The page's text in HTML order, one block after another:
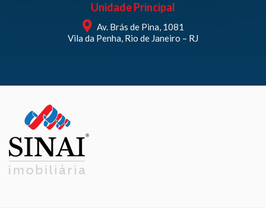
Unidade Principal
Av. Brás de Pina, 1081
Vila da Penha, Rio de Janeiro – RJ